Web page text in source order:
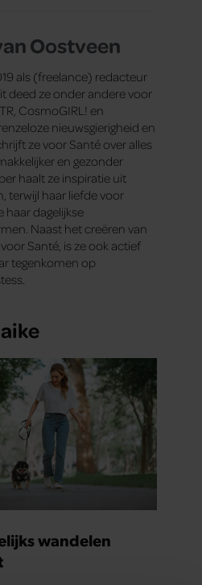
Oostveen
als (freelance) redacteur
deed ze onder andere voor
CosmoGIRL! en
nieuwsgierigheid en
ze voor Santé over alles
en gezonder
haalt ze inspiratie uit
terwijl haar liefde voor
haar dagelijkse
Naast het creëren van
Santé, is ze ook actief
tegenkomen op
wandelen